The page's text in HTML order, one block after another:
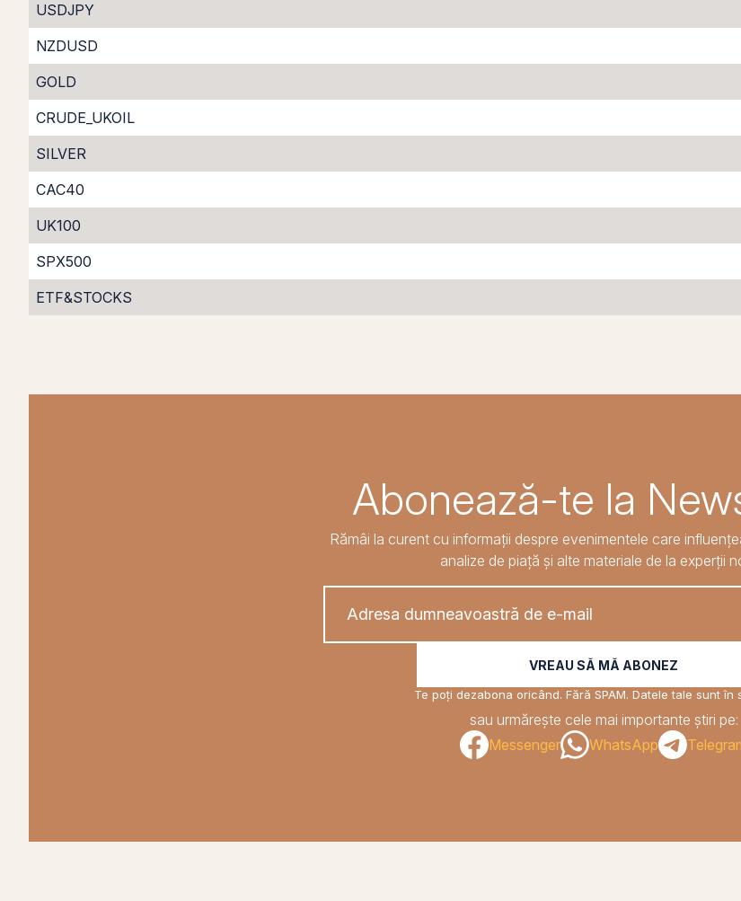
USDJPY
NZDUSD
GOLD
CRUDE_UKOIL
SILVER
CAC40
UK100
SPX500
ETF&STOCKS
Abonează-te la
Rămâi la curent cu informații despre evenimentele care
analize de piață și alte materiale de la experții
VREAU SĂ MĂ ABONEZ
Te poți dezabona oricând. Fără SPAM. Datele tale sunt în
sau urmărește cele mai importante știri pe:
Messenger
WhatsApp